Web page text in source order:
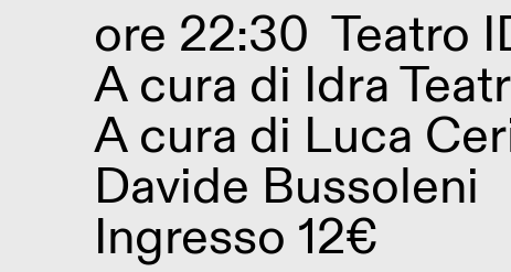
ore 22:30 Teatro
A cura di Idra
A cura di Luca
Davide Bussoleni
Ingresso 12€